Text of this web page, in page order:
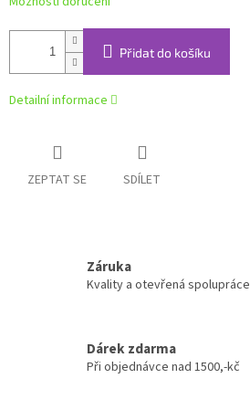
cena:
Přidat do košíku
Detailní informace
ZEPTAT SE SDÍLET
Záruka
Kvality a otevřená spolupráce
Dárek zdarma
Při objednávce nad 1500,-kč